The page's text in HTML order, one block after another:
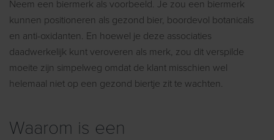
Neem een biermerk als voorbeeld. Je zou een biermerk
kunnen positioneren als gezond bier, boordevol botanicals
en anti-oxidanten. En hoewel je deze associaties
daadwerkelijk kunt veroveren als merk, zou dit verspilde
moeite zijn simpelweg omdat de klant misschien wel
helemaal niet op een gezond biertje zit te wachten.
Waarom is een